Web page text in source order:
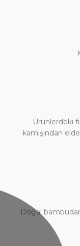
Ürünlerdeki
kamışından
Doğal